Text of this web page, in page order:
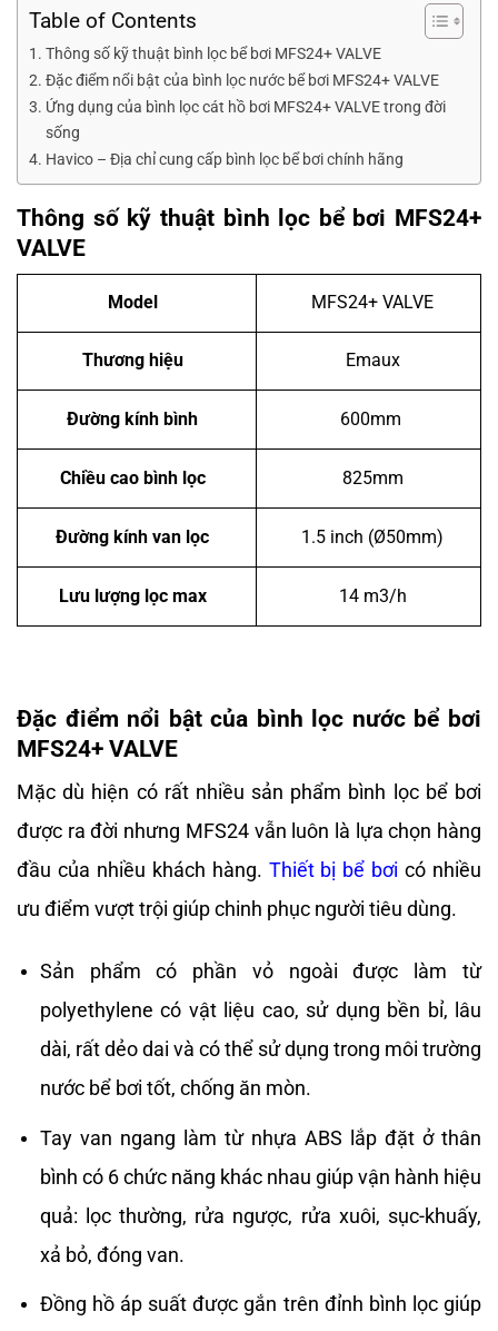
Table of Contents
Thông số kỹ thuật bình lọc bể bơi MFS24+ VALVE
Đặc điểm nổi bật của bình lọc nước bể bơi MFS24+ VALVE
Ứng dụng của bình lọc cát hồ bơi MFS24+ VALVE trong đời
sống
Havico – Địa chỉ cung cấp bình lọc bể bơi chính hãng
Thông số kỹ thuật bình lọc bể bơi MFS24+
VALVE
Model MFS24+ VALVE
Thương hiệu Emaux
Đường kính bình 600mm
Chiều cao bình lọc 825mm
Đường kính van lọc 1.5 inch (Ø50mm)
Lưu lượng lọc max 14 m3/h
Đặc điểm nổi bật của bình lọc nước bể bơi
MFS24+ VALVE
Mặc dù hiện có rất nhiều sản phẩm bình lọc bể bơi
được ra đời nhưng MFS24 vẫn luôn là lựa chọn hàng
đầu của nhiều khách hàng. Thiết bị bể bơi có nhiều
ưu điểm vượt trội giúp chinh phục người tiêu dùng.
Sản phẩm có phần vỏ ngoài được làm từ
polyethylene có vật liệu cao, sử dụng bền bỉ, lâu
dài, rất dẻo dai và có thể sử dụng trong môi trường
nước bể bơi tốt, chống ăn mòn.
Tay van ngang làm từ nhựa ABS lắp đặt ở thân
bình có 6 chức năng khác nhau giúp vận hành hiệu
quả: lọc thường, rửa ngược, rửa xuôi, sục-khuấy,
xả bỏ, đóng van.
Đồng hồ áp suất được gắn trên đỉnh bình lọc giúp